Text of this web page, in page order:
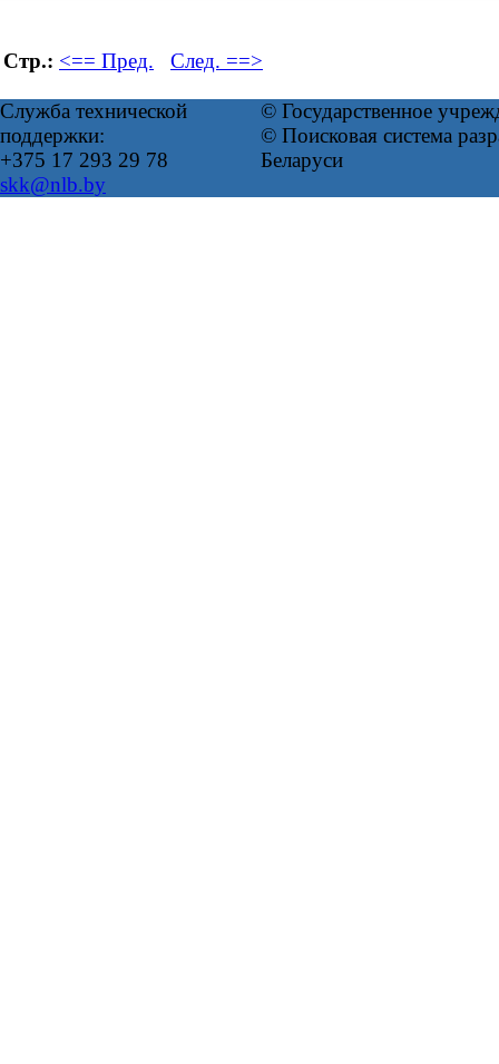
Стр.: <== Пред. След. ==>
Служба технической
поддержки:
+375 17 293 29 78
skk@nlb.by
© Государственное
© Поисковая система
Беларуси